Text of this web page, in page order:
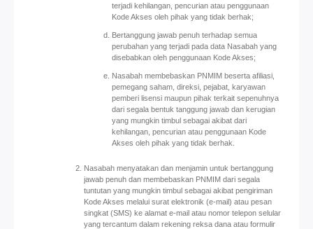
terjadi kehilangan, pencurian atau penggunaan
Kode Akses oleh pihak yang tidak berhak;
Bertanggung jawab penuh terhadap semua
perubahan yang terjadi pada data Nasabah yang
disebabkan oleh penggunaan Kode Akses;
Nasabah membebaskan PNMIM beserta afiliasi,
pemegang saham, direksi, pejabat, karyawan
pemberi lisensi maupun pihak terkait sepenuhnya
dari segala bentuk tanggung jawab dan kerugian
yang mungkin timbul sebagai akibat dari
kehilangan, pencurian atau penggunaan Kode
Akses oleh pihak yang tidak berhak.
Nasabah menyatakan dan menjamin untuk bertanggung
jawab penuh dan membebaskan PNMIM dari segala
tuntutan yang mungkin timbul sebagai akibat pengiriman
Kode Akses melalui surat elektronik (e-mail) atau pesan
singkat (SMS) ke alamat e-mail atau nomor telepon selular
yang tercantum dalam rekening reksa dana atau formulir